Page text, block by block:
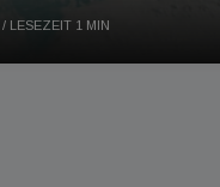
/ LESEZEIT 1 MIN